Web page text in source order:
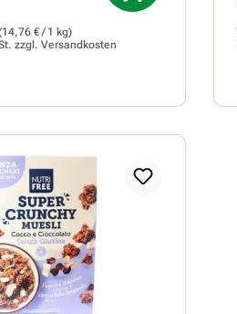
€ / 1 kg)
zzgl. Versandkosten